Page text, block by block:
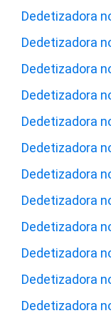
Dedetizadora
Dedetizadora
Dedetizadora
Dedetizadora
Dedetizadora
Dedetizadora
Dedetizadora
Dedetizadora
Dedetizadora
Dedetizadora
Dedetizadora
Dedetizadora